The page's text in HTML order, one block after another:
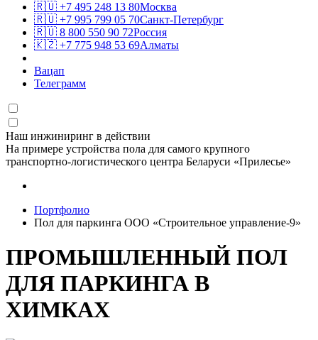
🇷🇺 +7 495 248 13 80Москва
🇷🇺 +7 995 799 05 70Санкт-Петербург
🇷🇺 8 800 550 90 72Россия
🇰🇿 +7 775 948 53 69Алматы
Вацап
Телеграмм
Наш инжиниринг в действии
На примере устройства пола для самого крупного
транспортно-логистического центра Беларуси «Прилесье»
Портфолио
Пол для паркинга ООО «Строительное управление-9»
ПРОМЫШЛЕННЫЙ ПОЛ
ДЛЯ ПАРКИНГА В
ХИМКАХ